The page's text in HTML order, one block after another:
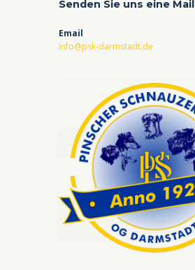
Senden Sie uns eine Mail
Email
info@psk-darmstadt.de